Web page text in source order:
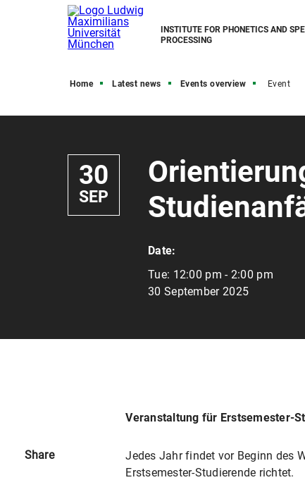
INSTITUTE FOR PHONETICS AND
PROCESSING
Home Latest news Events overview Event
30
SEP
Date:
Tue: 12:00 pm - 2:00 pm
30 September 2025
Veranstaltung für Erstsemester-
Jedes Jahr findet vor Beginn des
Erstsemester-Studierende richtet.
Share